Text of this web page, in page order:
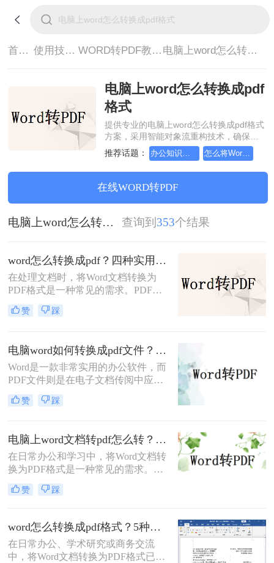
首页> 使用技巧> WORD转PDF教程> 电脑上word怎么转换成pdf格式
电脑上word怎么转换成pdf
格式
提供专业的电脑上word怎么转换成pdf格式
方案，采用智能对象流重构技术，确保文
档1:1高保真还原且排版不乱码。支持一键
批量处理，全链路 SSL 加密保障隐私安
全。助您快速实现电脑上word怎么转换成
pdf格式，无需安装，高效办公。
推荐话题：
在线WORD转PDF
电脑上word怎么转换成pdf格式 查询到 353个结果
word怎么转换成pdf？四种实用方法对比与实操指南（附详细表格）！
在处理文档时，将Word文档转换为
PDF格式是一种常见的需求。PDF格
式具有跨平台、保持原始格式等优
点，使得在不同设备和操作系统上查
种将Word文档转换为PDF的方法，以
满足不同用户的需求。
赞 踩
电脑word如何转换成pdf文件？教你4个方法轻松完成转换任务！
Word是一款非常实用的办公软件，而
PDF文件则是在电子文档传阅中应用
广泛的格式，因此很多人常常需要将
Word文件转换成PDF文件。那么电脑
法，帮助你快速将电脑上的Word文件
转换成PDF格式。
赞 踩
电脑上word文档转pdf怎么转？教你二种实用转换方法！
在日常办公和学习中，将Word文档转
换为PDF格式是一种常见的需求。
PDF格式具有跨平台、不易被篡改和
保持原样展示等优点，因此广泛应用
上word文档转pdf怎么转呢？本文将介
绍两种将Word文档转换为PDF的方
法。
赞 踩
word怎么转换成pdf格式？5种高效方法详解与场景应用！
在日常办公、学术研究或商务交流
中，将Word文档转换为PDF格式已成